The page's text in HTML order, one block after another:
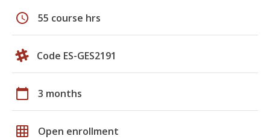
schedule 55 course hrs
Code ES-GES2191
calendar_today 3 months
grid_on Open enrollment